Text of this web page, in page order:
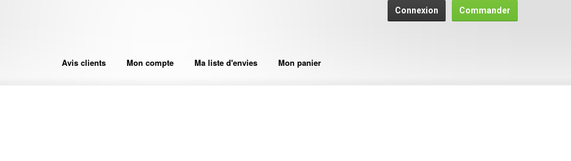
Connexion Commander
Avis clients Mon compte Ma liste d'envies Mon panier